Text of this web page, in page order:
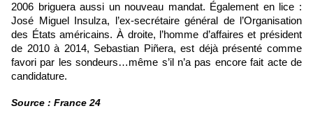
2006 briguera aussi un nouveau mandat. Également en lice :
José Miguel Insulza, l’ex-secrétaire général de l’Organisation
des États américains. À droite, l’homme d’affaires et président
de 2010 à 2014, Sebastian Piñera, est déjà présenté comme
favori par les sondeurs…même s’il n’a pas encore fait acte de
candidature.
Source : France 24